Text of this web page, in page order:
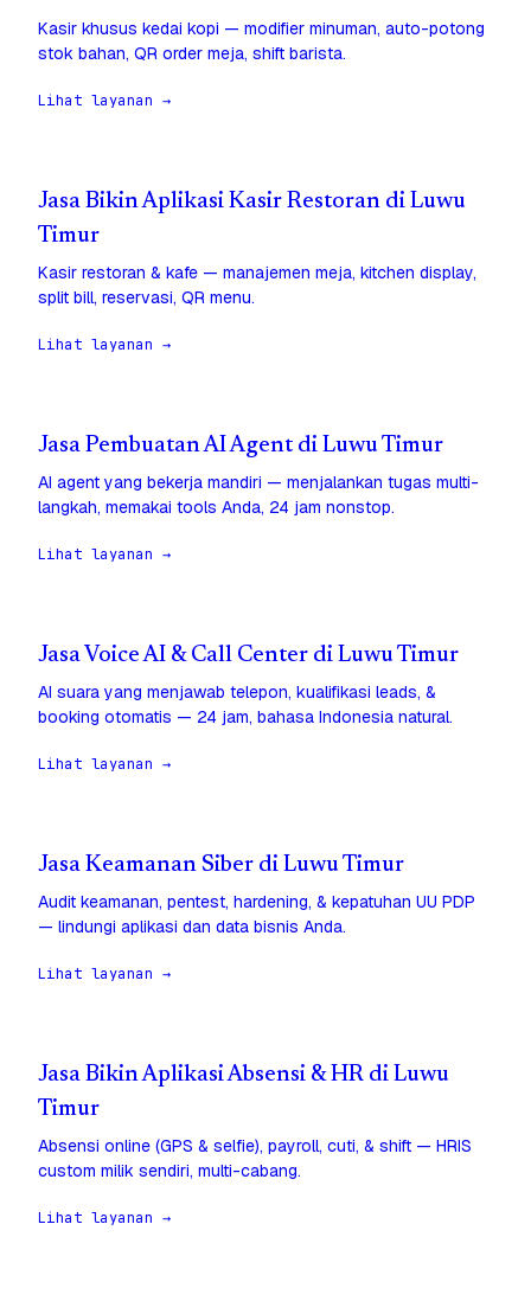
Kasir khusus kedai kopi — modifier minuman, auto-potong
stok bahan, QR order meja, shift barista.
Lihat layanan →
Jasa Bikin Aplikasi Kasir Restoran di Luwu
Timur
Kasir restoran & kafe — manajemen meja, kitchen display,
split bill, reservasi, QR menu.
Lihat layanan →
Jasa Pembuatan AI Agent di Luwu Timur
AI agent yang bekerja mandiri — menjalankan tugas multi-
langkah, memakai tools Anda, 24 jam nonstop.
Lihat layanan →
Jasa Voice AI & Call Center di Luwu Timur
AI suara yang menjawab telepon, kualifikasi leads, &
booking otomatis — 24 jam, bahasa Indonesia natural.
Lihat layanan →
Jasa Keamanan Siber di Luwu Timur
Audit keamanan, pentest, hardening, & kepatuhan UU PDP
— lindungi aplikasi dan data bisnis Anda.
Lihat layanan →
Jasa Bikin Aplikasi Absensi & HR di Luwu
Timur
Absensi online (GPS & selfie), payroll, cuti, & shift — HRIS
custom milik sendiri, multi-cabang.
Lihat layanan →